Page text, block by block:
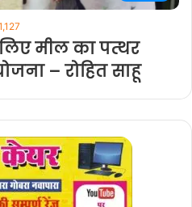
मील का पत्थर
– रोहित साहू